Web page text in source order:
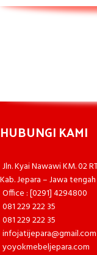
HUBUNGI KAMI
Jln. Kyai Nawawi KM. 02
Kab. Jepara – Jawa
Office : [0291] 4294800
081 229 222 35
081 229 222 35
infojatijepara@gmail.com
yoyokmebeljepara.com